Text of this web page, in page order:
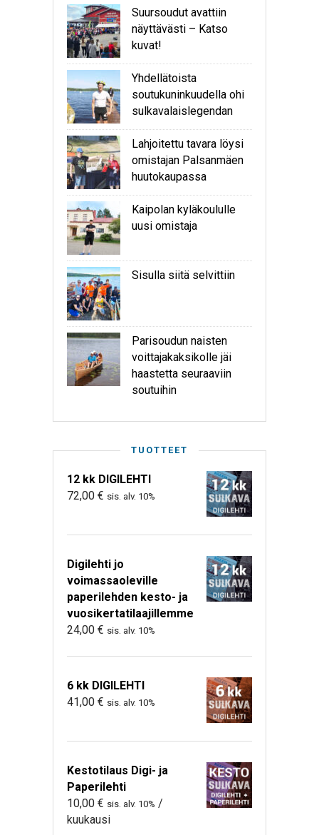
Suursoudut avattiin
näyttävästi – Katso
kuvat!
Yhdellätoista
soutukuninkuudella ohi
sulkavalaislegendan
Lahjoitettu tavara löysi
omistajan Palsanmäen
huutokaupassa
Kaipolan kyläkoululle
uusi omistaja
Sisulla siitä selvittiin
Parisoudun naisten
voittajakaksikolle jäi
haastetta seuraaviin
soutuihin
TUOTTEET
12 kk DIGILEHTI
72,00 € sis. alv. 10%
Digilehti jo
voimassaoleville
paperilehden kesto- ja
vuosikertatilaajillemme
24,00 € sis. alv. 10%
6 kk DIGILEHTI
41,00 € sis. alv. 10%
Kestotilaus Digi- ja
Paperilehti
10,00 € sis. alv. 10% /
kuukausi